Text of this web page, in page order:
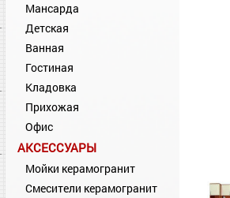
Мансарда
Детская
Ванная
Гостиная
Кладовка
Прихожая
Офис
АКСЕССУАРЫ
Мойки керамогранит
Смесители керамогранит